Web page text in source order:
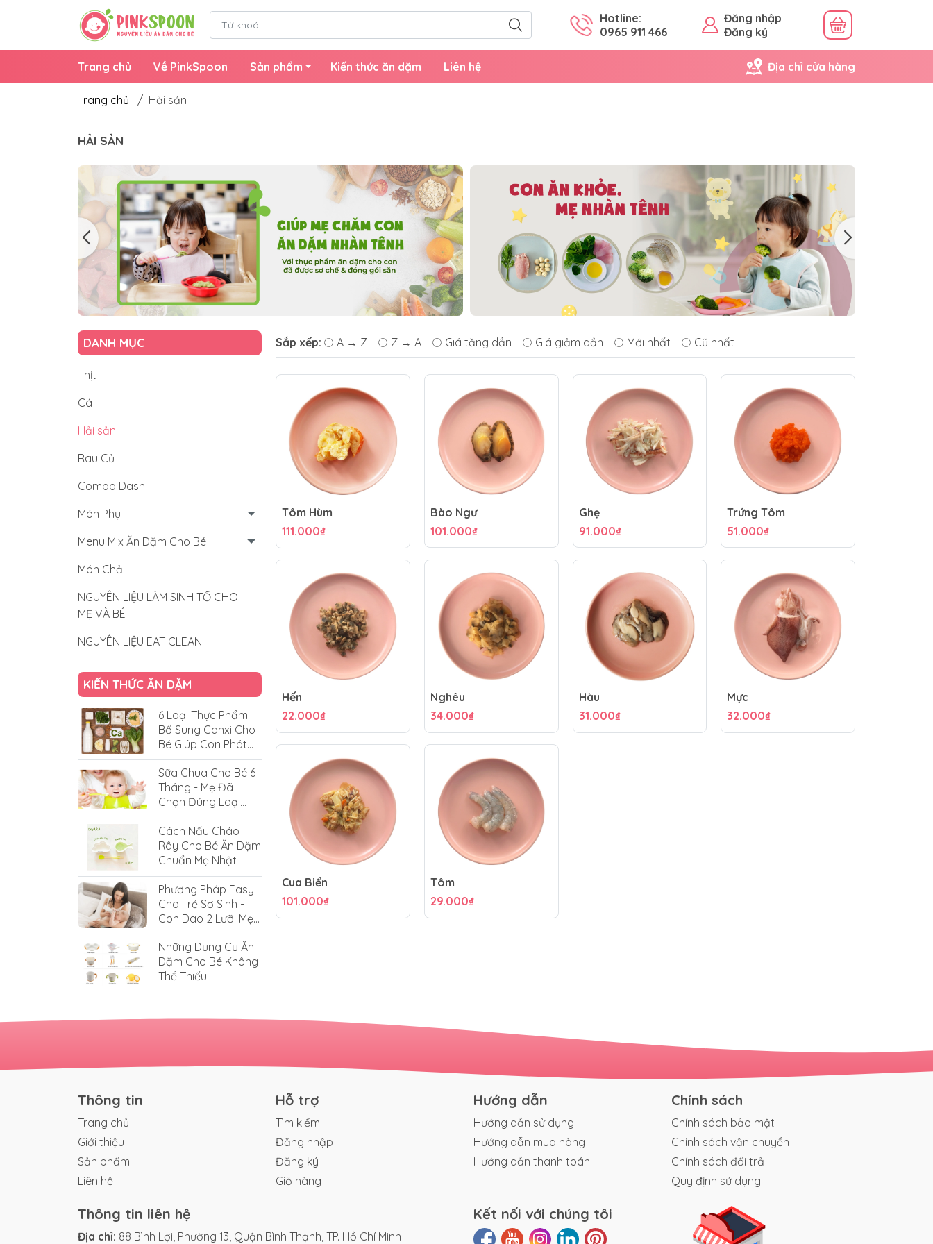
Hotline:
0965 911 466
Đăng nhập
Đăng ký
Trang chủ Về PinkSpoon Sản phẩm Kiến thức ăn dặm Liên hệ Địa chỉ cửa hàng
Trang chủ / Hải sản
HẢI SẢN
Sắp xếp: A → Z Z → A Giá tăng dần Giá giảm dần Mới nhất Cũ nhất
Tôm Hùm
111.000₫
Bào Ngư
101.000₫
Ghẹ
91.000₫
Trứng Tôm
51.000₫
Hến
22.000₫
Nghêu
34.000₫
Hàu
31.000₫
Mực
32.000₫
Cua Biển
101.000₫
Tôm
29.000₫
DANH MỤC
Thịt
Cá
Hải sản
Rau Củ
Combo Dashi
Món Phụ
Menu Mix Ăn Dặm Cho Bé
Món Chả
NGUYÊN LIỆU LÀM SINH TỐ CHO
MẸ VÀ BÉ
NGUYÊN LIỆU EAT CLEAN
KIẾN THỨC ĂN DẶM
6 Loại Thực Phẩm
Bổ Sung Canxi Cho
Bé Giúp Con Phát
Triển Vượt Trội
Sữa Chua Cho Bé 6
Tháng - Mẹ Đã
Chọn Đúng Loại
Cho Bé Chưa?
Cách Nấu Cháo
Rây Cho Bé Ăn Dặm
Chuẩn Mẹ Nhật
Phương Pháp Easy
Cho Trẻ Sơ Sinh -
Con Dao 2 Lưỡi Mẹ
Cần Thay Đổi
Những Dụng Cụ Ăn
Dặm Cho Bé Không
Thể Thiếu
Thông tin
Trang chủ
Giới thiệu
Sản phẩm
Liên hệ
Hỗ trợ
Tìm kiếm
Đăng nhập
Đăng ký
Giỏ hàng
Hướng dẫn
Hướng dẫn sử dụng
Hướng dẫn mua hàng
Hướng dẫn thanh toán
Chính sách
Chính sách bảo mật
Chính sách vận chuyển
Chính sách đổi trả
Quy định sử dụng
Thông tin liên hệ
Địa chỉ: 88 Bình Lợi, Phường 13, Quận Bình Thạnh, TP. Hồ Chí Minh
Kết nối với chúng tôi